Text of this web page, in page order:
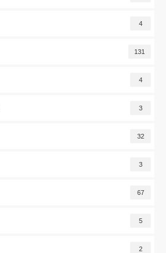
4
131
4
3
32
3
67
5
2